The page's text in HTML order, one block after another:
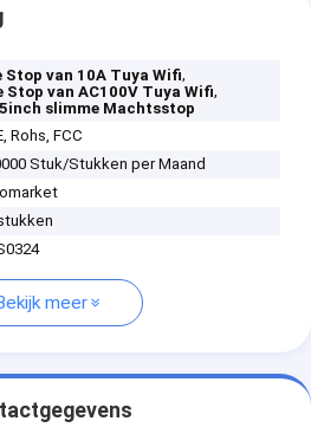
Stop van 10A Tuya Wifi,
Stop van AC100V Tuya Wifi,
slimme Machtsstop
Rohs, FCC
Stuk/Stukken per Maand
meer